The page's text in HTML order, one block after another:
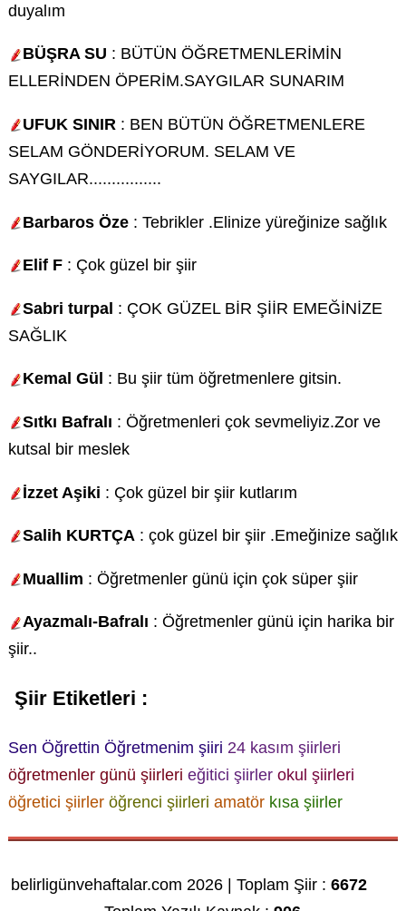
duyalım
BÜŞRA SU : BÜTÜN ÖĞRETMENLERİMİN
ELLERİNDEN ÖPERİM.SAYGILAR SUNARIM
UFUK SINIR : BEN BÜTÜN ÖĞRETMENLERE
SELAM GÖNDERİYORUM. SELAM VE
SAYGILAR................
Barbaros Öze: Tebrikler .Elinize yüreğinize sağlık
Elif F: Çok güzel bir şiir
Sabri turpal : ÇOK GÜZEL BİR ŞİİR EMEĞİNİZE
SAĞLIK
Kemal Gül : Bu şiir tüm öğretmenlere gitsin.
Sıtkı Bafralı : Öğretmenleri çok sevmeliyiz.Zor ve
kutsal bir meslek
İzzet Aşiki : Çok güzel bir şiir kutlarım
Salih KURTÇA: çok güzel bir şiir .Emeğinize sağlık
Muallim : Öğretmenler günü için çok süper şiir
Ayazmalı-Bafralı : Öğretmenler günü için harika bir
şiir..
Şiir Etiketleri :
Sen Öğrettin Öğretmenim şiiri 24 kasım şiirleri
öğretmenler günü şiirleri eğitici şiirler okul şiirleri
öğretici şiirler öğrenci şiirleri amatör kısa şiirler
belirligünvehaftalar.com 2026 | Toplam Şiir :6672